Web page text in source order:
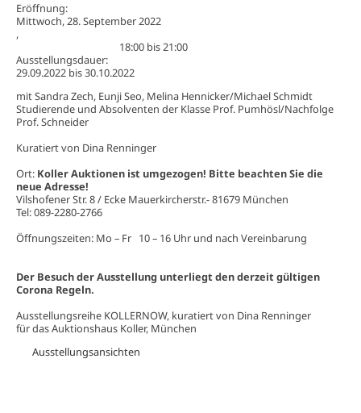
Eröffnung:
Mittwoch, 28. September 2022
,
18:00 bis21:00
Ausstellungsdauer:
29.09.2022 bis30.10.2022
mit Sandra Zech, Eunji Seo, Melina Hennicker/Michael Schmidt
Studierende und Absolventen der Klasse Prof. Pumhösl/Nachfolge
Prof. Schneider
Kuratiert von Dina Renninger
Ort: Koller Auktionen ist umgezogen! Bitte beachten Sie die
neue Adresse!
Vilshofener Str. 8 / Ecke Mauerkircherstr.- 81679 München
Tel: 089-2280-2766
Öffnungszeiten: Mo – Fr 10 – 16 Uhr und nach Vereinbarung
Der Besuch der Ausstellung unterliegt den derzeit gültigen
Corona Regeln.
Ausstellungsreihe KOLLERNOW, kuratiert von Dina Renninger
für das Auktionshaus Koller, München
Ausstellungsansichten